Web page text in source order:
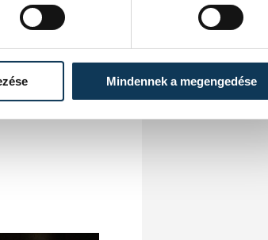
Mindennek a megengedése